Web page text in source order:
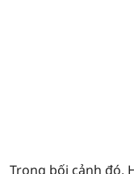
Trong bối cảnh đó,